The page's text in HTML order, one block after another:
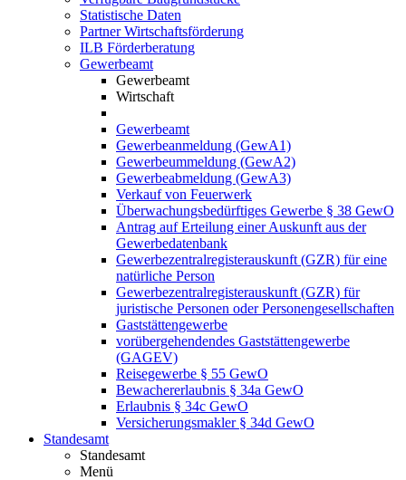
Statistische Daten
Partner Wirtschaftsförderung
ILB Förderberatung
Gewerbeamt
Gewerbeamt
Wirtschaft
Gewerbeamt
Gewerbeanmeldung (GewA1)
Gewerbeummeldung (GewA2)
Gewerbeabmeldung (GewA3)
Verkauf von Feuerwerk
Überwachungsbedürftiges Gewerbe § 38 GewO
Antrag auf Erteilung einer Auskunft aus der
Gewerbedatenbank
Gewerbezentralregisterauskunft (GZR) für eine
natürliche Person
Gewerbezentralregisterauskunft (GZR) für
juristische Personen oder Personengesellschaften
Gaststättengewerbe
vorübergehendendes Gaststättengewerbe
(GAGEV)
Reisegewerbe § 55 GewO
Bewachererlaubnis § 34a GewO
Erlaubnis § 34c GewO
Versicherungsmakler § 34d GewO
Standesamt
Standesamt
Menü